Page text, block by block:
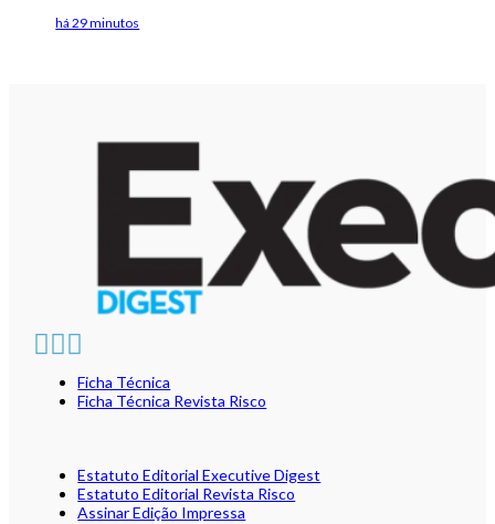
há 29 minutos
Ficha Técnica
Ficha Técnica Revista Risco
Estatuto Editorial Executive Digest
Estatuto Editorial Revista Risco
Assinar Edição Impressa